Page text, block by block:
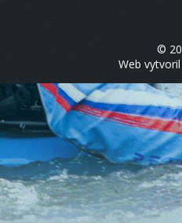
©
Web vytvoril